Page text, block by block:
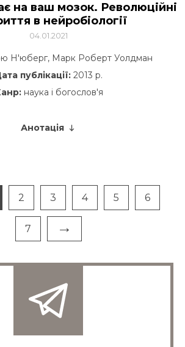
на ваш мозок. Революційні
в нейробіології
04.01.2021
Н'юберг, Марк Роберт Уолдман
публікації: 2013 р.
наука і богослов'я
Анотація
2 3 4 5 6
7 →